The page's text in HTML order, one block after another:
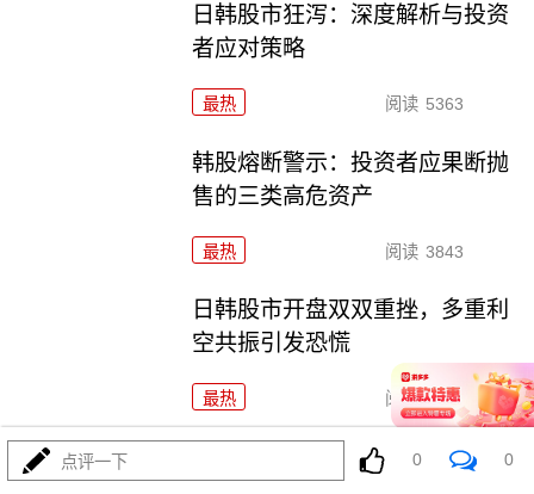
日韩股市狂泻：深度解析与投资
者应对策略
最热 阅读 5363
韩股熔断警示：投资者应果断抛
售的三类高危资产
最热 阅读 3843
日韩股市开盘双双重挫，多重利
空共振引发恐慌
最热 阅读 5112
海峡交火引爆油价：全球能源市
点评一下 0 0